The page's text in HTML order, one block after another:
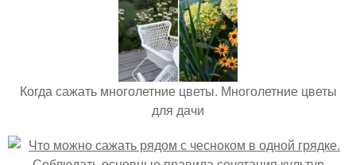
Когда сажать многолетние цветы. Многолетние цветы
для дачи